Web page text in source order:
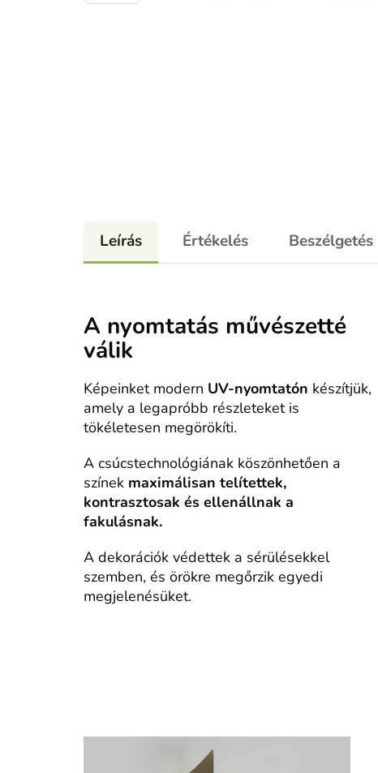
Leírás Értékelés Beszélgetés
A nyomtatás művészetté
válik
Képeinket modern UV-nyomtatón készítjük,
amely a legapróbb részleteket is
tökéletesen megörökíti.
A csúcstechnológiának köszönhetően a
színek maximálisan telítettek,
kontrasztosak és ellenállnak a
fakulásnak.
A dekorációk védettek a sérülésekkel
szemben, és örökre megőrzik egyedi
megjelenésüket.